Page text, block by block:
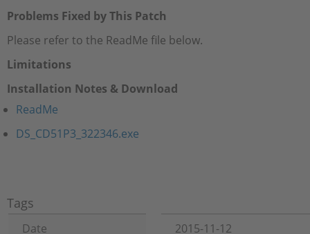
Problems Fixed by This Patch
Please refer to the ReadMe file below.
Limitations
Installation Notes & Download
ReadMe
DS_CD51P3_322346.exe
Tags
Date
2015-11-12